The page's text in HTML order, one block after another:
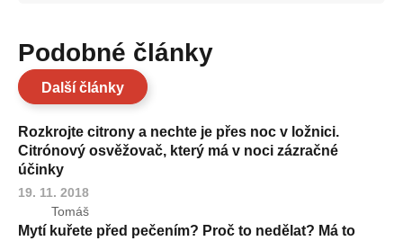
Podobné články
Další články
Rozkrojte citrony a nechte je přes noc v ložnici.
Citrónový osvěžovač, který má v noci zázračné
účinky
19. 11. 2018
Tomáš
Mytí kuřete před pečením? Proč to nedělat? Má to